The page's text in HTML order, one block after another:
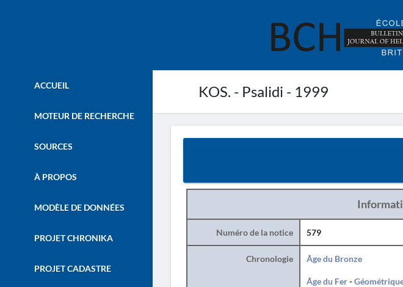
KOS. - Psalidi - 1999
ACCUEIL
MOTEUR DE RECHERCHE
SOURCES
À PROPOS
MODÈLE DE DONNÉES
PROJET CHRONIKA
PROJET CADASTRE
Numéro de la notice 579
Chronologie Âge du Bronze
Âge du Fer-